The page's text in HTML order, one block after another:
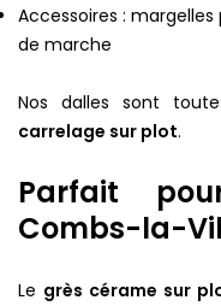
Accessoires :
de marche
Nos dalles sont
carrelage sur plot.
Parfait
Combs-la-
Le grès cérame sur